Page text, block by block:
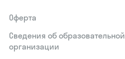
Оферта
Сведения об образовательной
организации